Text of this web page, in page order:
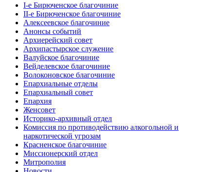
I-е Бирюченское благочиние
II-е Бирюченское благочиние
Алексеевское благочиние
Анонсы событий
Архиерейский совет
Архипастырское служение
Валуйское благочиние
Вейделевское благочиние
Волоконовское благочиние
Епархиальные отделы
Епархиальный совет
Епархия
Женсовет
Историко-архивный отдел
Комиссия по противодействию алкогольной и
наркотической угрозам
Красненское благочиние
Миссионерский отдел
Митрополия